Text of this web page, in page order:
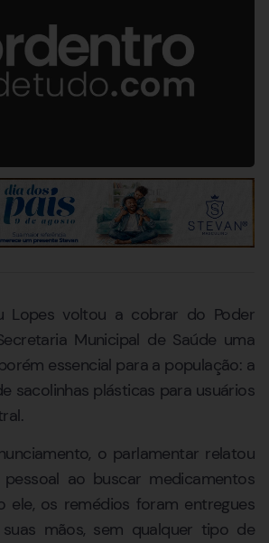
Lopes voltou a cobrar do Poder
Municipal de Saúde uma
essencial para a população: a
sacolinhas plásticas para usuários
o parlamentar relatou
pessoal ao buscar medicamentos
ele, os remédios foram entregues
mãos, sem qualquer tipo de